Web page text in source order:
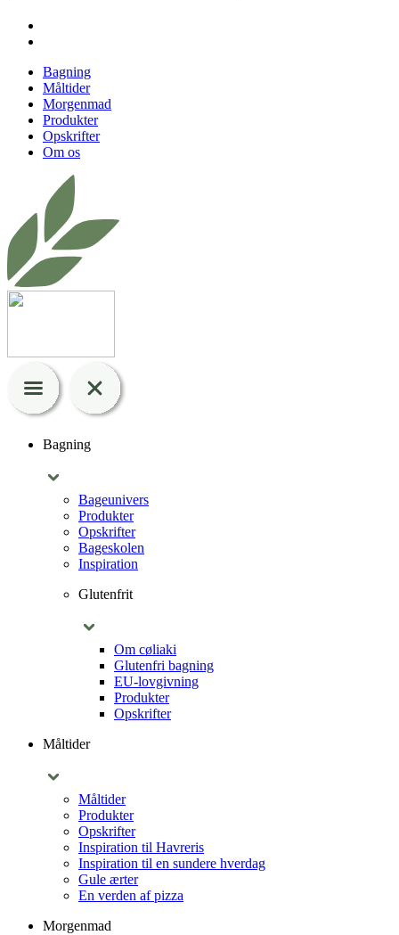
Bagning
Måltider
Morgenmad
Produkter
Opskrifter
Om os
Bagning
Bageunivers
Produkter
Opskrifter
Bageskolen
Inspiration
Glutenfrit
Om cøliaki
Glutenfri bagning
EU-lovgivning
Produkter
Opskrifter
Måltider
Måltider
Produkter
Opskrifter
Inspiration til Havreris
Inspiration til en sundere hverdag
Gule ærter
En verden af pizza
Morgenmad